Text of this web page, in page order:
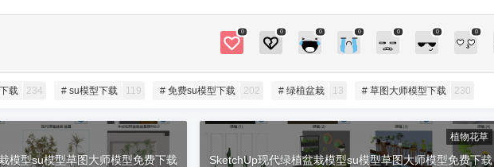
0 0 0 0 0 0 0
载 234 # su模型下载 119 # 免费su模型下载 202 # 绿植盆栽 13 # 草图大师模型下载 230
模型su模型草图大师模型免费下载
植物花草
SketchUp现代绿植盆栽模型su模型草图大师模型免费下载